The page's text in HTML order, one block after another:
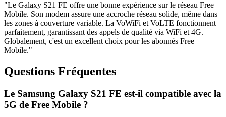
"Le Galaxy S21 FE offre une bonne expérience sur le réseau Free
Mobile. Son modem assure une accroche réseau solide, même dans
les zones à couverture variable. La VoWiFi et VoLTE fonctionnent
parfaitement, garantissant des appels de qualité via WiFi et 4G.
Globalement, c'est un excellent choix pour les abonnés Free
Mobile."
Questions Fréquentes
Le Samsung Galaxy S21 FE est-il compatible avec la
5G de Free Mobile ?